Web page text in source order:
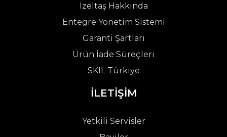
İzeltaş Hakkında
Entegre Yönetim Sistemi
Garanti Şartları
Ürün İade Süreçleri
SKIL Türkiye
İLETİŞİM
Yetkili Servisler